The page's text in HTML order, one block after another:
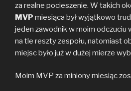
za realne pocieszenie. W takich
MVP miesiąca był wyjątkowo
jeden zawodnik w moim odczuciu
na tle reszty zespołu, natomiast
miejsc było już w dużej mierze
Moim MVP za miniony miesiąc